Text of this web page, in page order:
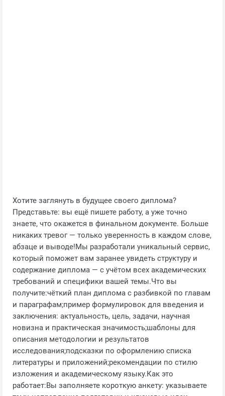
Хотите заглянуть в будущее своего диплома?
Представьте: вы ещё пишете работу, а уже точно
знаете, что окажется в финальном документе. Больше
никаких тревог — только уверенность в каждом слове,
абзаце и выводе!Мы разработали уникальный сервис,
который поможет вам заранее увидеть структуру и
содержание диплома — с учётом всех академических
требований и специфики вашей темы.Что вы
получите:чёткий план диплома с разбивкой по главам
и параграфам;пример формулировок для введения и
заключения: актуальность, цель, задачи, научная
новизна и практическая значимость;шаблоны для
описания методологии и результатов
исследования;подсказки по оформлению списка
литературы и приложений;рекомендации по стилю
изложения и академическому языку.Как это
работает:Вы заполняете короткую анкету: указываете